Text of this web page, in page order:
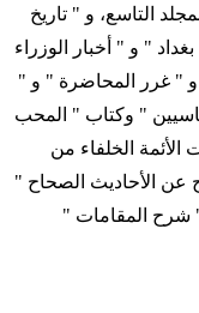
هـ طبع منه المجلد التاسع، و " تاريخ
" و " أخبار الوزراء
و " غرر المحاضرة " و "
" وكتاب " المحب
الخلفاء من
عن الأحاديث الصحاح "
شرح المقامات "